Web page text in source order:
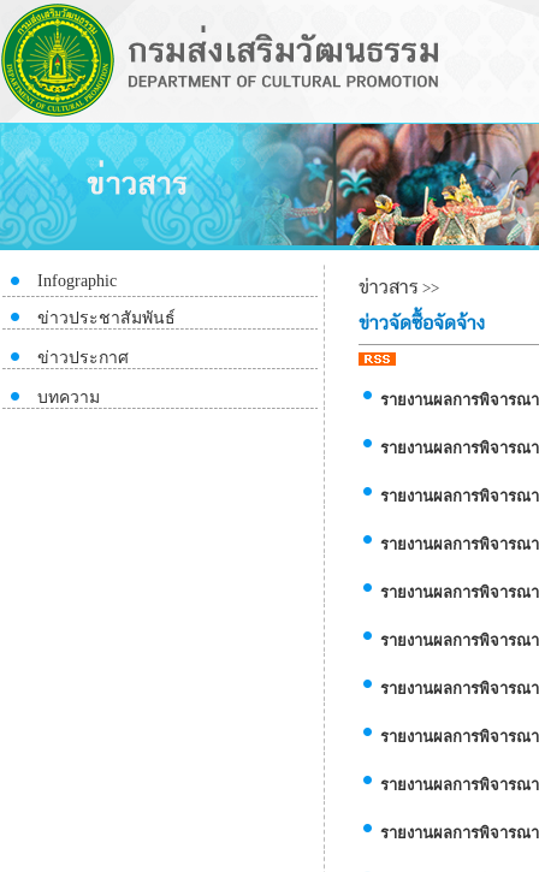
Infographic
ข่าวประชาสัมพันธ์
ข่าวประกาศ
บทความ
ข่าวสาร >>
ข่าวจัดซื้อจัดจ้าง
รายงานผลการพิจารณ
รายงานผลการพิจารณ
รายงานผลการพิจารณ
รายงานผลการพิจารณ
รายงานผลการพิจารณ
รายงานผลการพิจารณ
รายงานผลการพิจารณ
รายงานผลการพิจารณ
รายงานผลการพิจารณ
รายงานผลการพิจารณ